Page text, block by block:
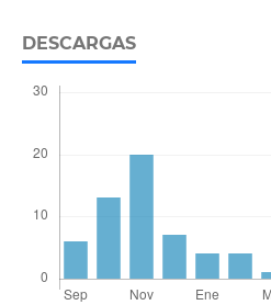
DESCARGAS